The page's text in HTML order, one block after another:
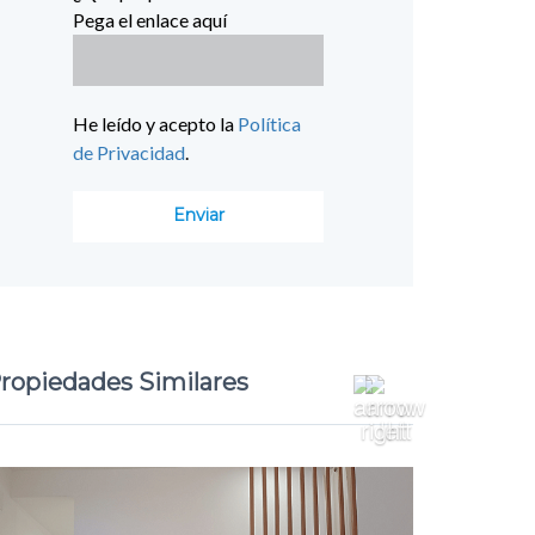
Pega el enlace aquí
He leído y acepto la Política
de Privacidad.
Similares